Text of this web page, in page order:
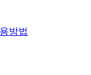
방법